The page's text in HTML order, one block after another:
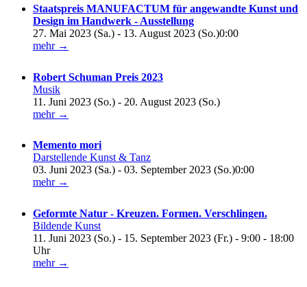
Staatspreis MANUFACTUM für angewandte Kunst und
Design im Handwerk - Ausstellung
27. Mai 2023 (Sa.) - 13. August 2023 (So.)0:00
mehr →
Robert Schuman Preis 2023
Musik
11. Juni 2023 (So.) - 20. August 2023 (So.)
mehr →
Memento mori
Darstellende Kunst & Tanz
03. Juni 2023 (Sa.) - 03. September 2023 (So.)0:00
mehr →
Geformte Natur - Kreuzen. Formen. Verschlingen.
Bildende Kunst
11. Juni 2023 (So.) - 15. September 2023 (Fr.) - 9:00 - 18:00
Uhr
mehr →